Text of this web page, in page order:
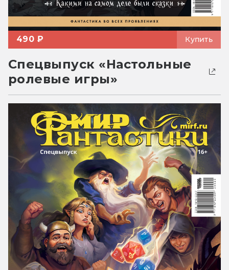
490 ₽ Купить
Спецвыпуск «Настольные
ролевые игры»